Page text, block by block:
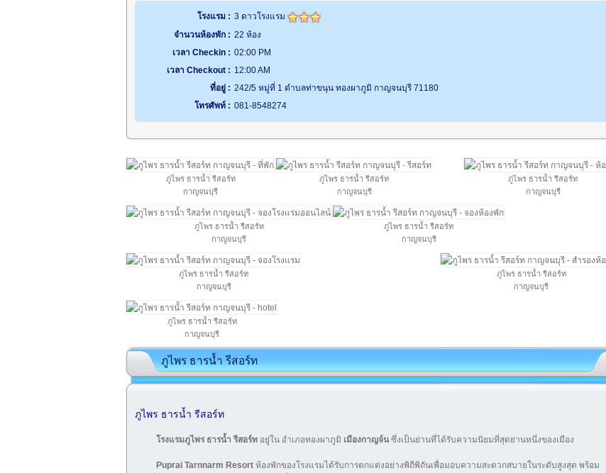
โรงแรม : 3 ดาวโรงแรม
จำนวนห้องพัก : 22 ห้อง
เวลา Checkin : 02:00 PM
เวลา Checkout : 12:00 AM
ที่อยู่ : 242/5 หมู่ที่ 1 ตำบลท่าขนุน ทองผาภูมิ กาญจนบุรี 71180
โทรศัพท์ : 081-8548274
ภูไพร ธารน้ำ รีสอร์ท
กาญจนบุรี
ภูไพร ธารน้ำ รีสอร์ท
กาญจนบุรี
ภูไพร ธารน้ำ รีสอร์ท
กาญจนบุรี
ภูไพร ธารน้ำ รีสอร์ท
กาญจนบุรี
ภูไพร ธารน้ำ รีสอร์ท
กาญจนบุรี
ภูไพร ธารน้ำ รีสอร์ท
กาญจนบุรี
ภูไพร ธารน้ำ รีสอร์ท
กาญจนบุรี
ภูไพร ธารน้ำ รีสอร์ท
กาญจนบุรี
ภูไพร ธารน้ำ รีสอร์ท
ภูไพร ธารน้ำ รีสอร์ท
โรงแรมภูไพร ธารน้ำ รีสอร์ท อยู่ใน อำเภอทองผาภูมิ เมืองกาญจ์นซึ่งเป็นย่านที่ได้รับความนิยมที่สุดย่านหนึ่งของเมือง
Puprai Tarnnarm Resort ห้องพักของโรงแรมได้รับการตกแต่งอย่างพิถีพิถันเพื่อมอบความสะดวกสบายในระดับสูงสุด พร้อม